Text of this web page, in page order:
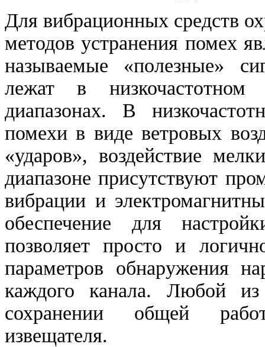
Для вибрационных средств
методов устранения помех
называемые «полезные»
лежат в
диапазонах. В
помехи в виде ветровых
«ударов», воздействие
диапазоне присутствуют
вибрации и
обеспечение для
позволяет просто и
параметров обнаружения
каждого канала. Любой
сохранении общей
извещателя.